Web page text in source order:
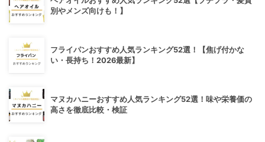
別やメンズ向けも！】
フライパンおすすめ人気ランキング52選！【焦げ付かな
い・長持ち！2026最新】
マヌカハニーおすすめ人気ランキング52選！味や栄養価の
高さを徹底比較・検証